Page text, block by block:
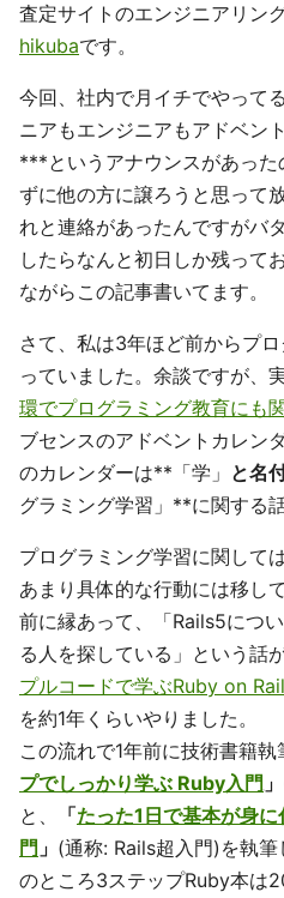
査定サイトのエンジニアリン
hikubaです。
今回、社内で月イチでやって
ニアもエンジニアもアドベン
***というアナウンスがあっ
ずに他の方に譲ろうと思って
れと連絡があったんですがバ
したらなんと初日しか残って
ながらこの記事書いてます。
さて、私は3年ほど前からプ
っていました。余談ですが、
環でプログラミング教育にも
ブセンスのアドベントカレン
のカレンダーは**「学」 と名
グラミング学習」**に関する話
プログラミング学習に関して
あまり具体的な行動には移し
前に縁あって、「Rails5につ
る人を探している」という話
プルコードで学ぶRuby on
を約1年くらいやりました。
この流れで1年前に技術書籍執
プでしっかり学ぶ Ruby入門」
と、
「たった1日で基本が身
門 」 (通称: Rails超入門)を執
のところ3ステップRuby本は